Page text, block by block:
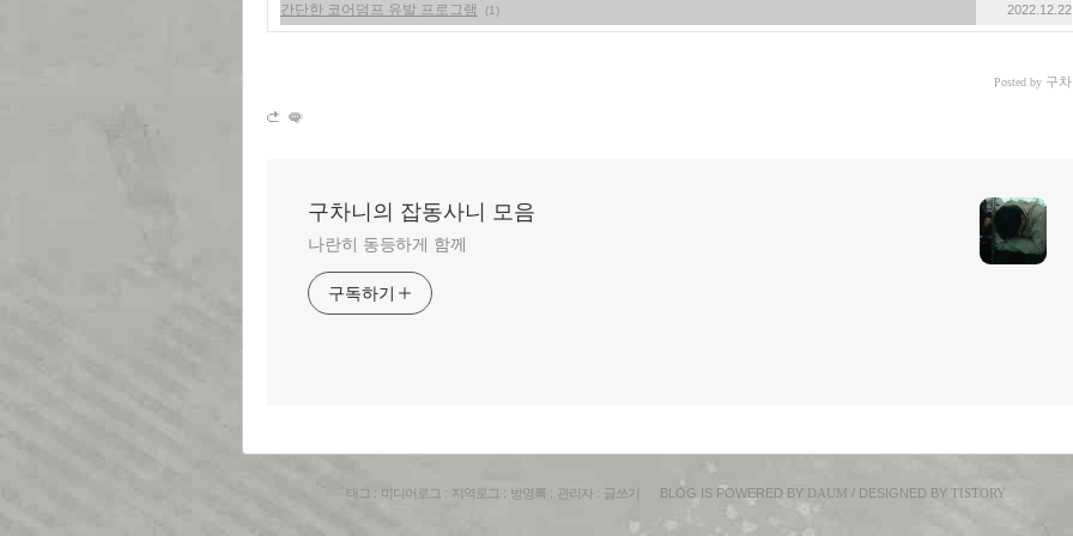
간단한 코어덤프 유발 프로그램 (1) 2022.12.22
Posted by 구
구차니의 잡동사니 모음
나란히 동등하게 함께
구독하기
태그 : 미디어로그 : 지역로그 : 방명록 : 관리자 : 글쓰기 BLOG IS POWERED BY DAUM / DESIGNED BY TISTORY